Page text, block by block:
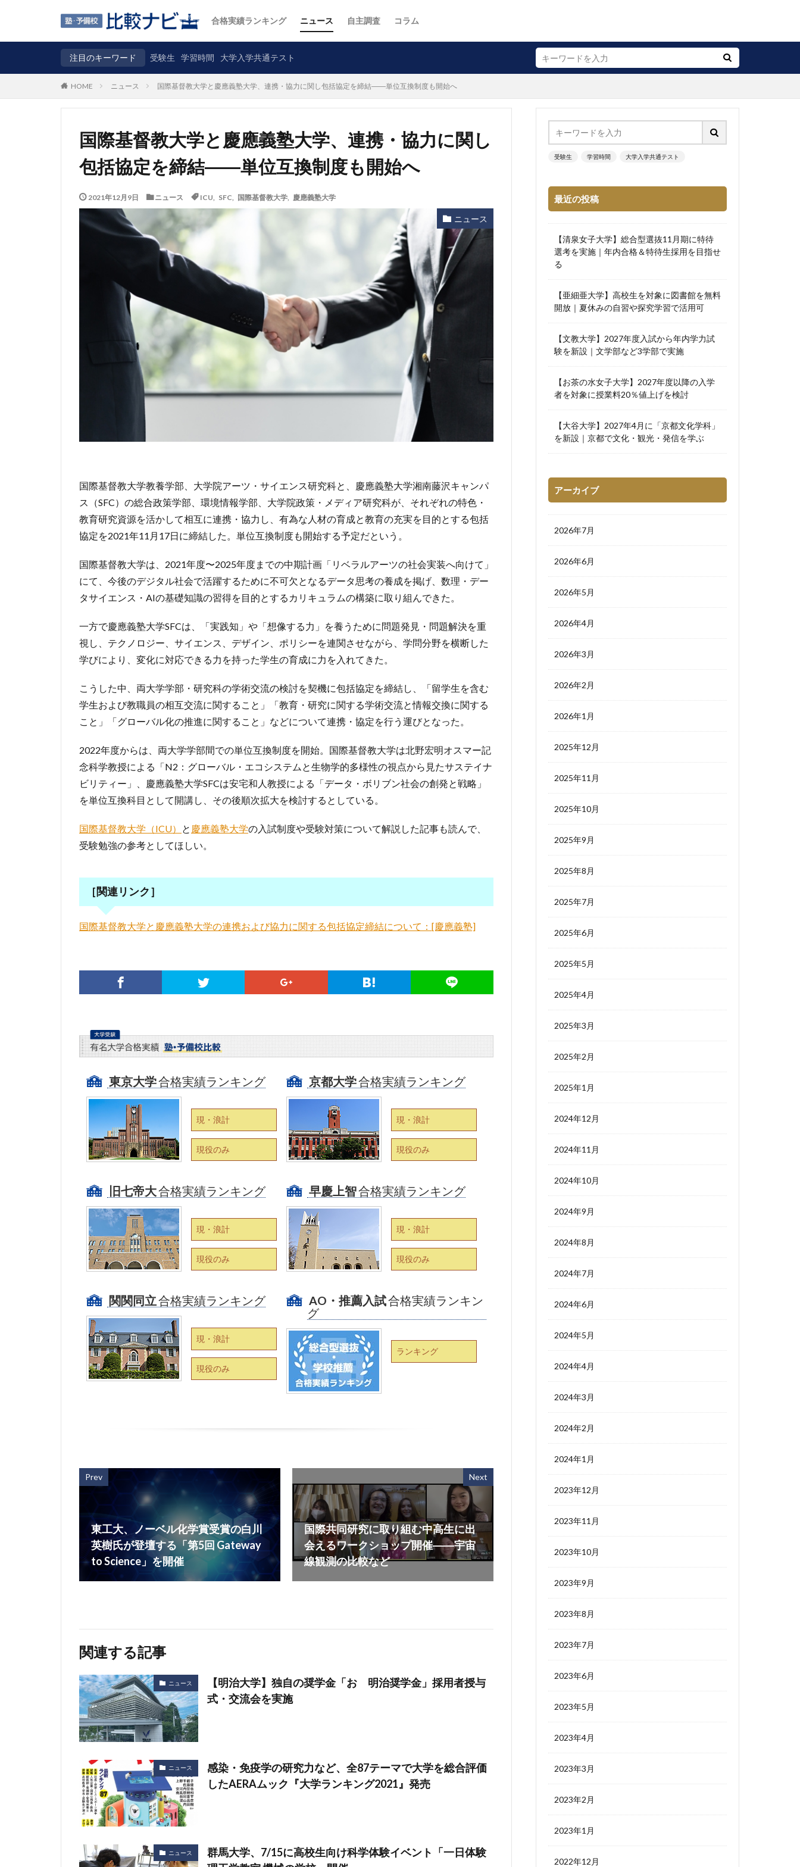
合格実績ランキング ニュース 自主調査 コラム
注目のキーワード 受験生 学習時間 大学入学共通テスト
HOME ニュース 国際基督教大学と慶應義塾大学、連携・協力に関し包括協定を締結――単位互換制度も開始へ
国際基督教大学と慶應義塾大学、連携・協力に関し
包括協定を締結――単位互換制度も開始へ
2021年12月9日 ニュース ICU SFC 国際基督教大学, 慶應義塾大学
ニュース
国際基督教大学教養学部、大学院アーツ・サイエンス研究科と、慶應義塾大学湘南藤沢キャンパ
ス（SFC）の総合政策学部、環境情報学部、大学院政策・メディア研究科が、それぞれの特色・
教育研究資源を活かして相互に連携・協力し、有為な人材の育成と教育の充実を目的とする包括
協定を2021年11月17日に締結した。単位互換制度も開始する予定だという。
国際基督教大学は、2021年度〜2025年度までの中期計画「リベラルアーツの社会実装へ向けて」
にて、今後のデジタル社会で活躍するために不可欠となるデータ思考の養成を掲げ、数理・デー
タサイエンス・AIの基礎知識の習得を目的とするカリキュラムの構築に取り組んできた。
一方で慶應義塾大学SFCは、「実践知」や「想像する力」を養うために問題発見・問題解決を重
視し、テクノロジー、サイエンス、デザイン、ポリシーを連関させながら、学問分野を横断した
学びにより、変化に対応できる力を持った学生の育成に力を入れてきた。
こうした中、両大学学部・研究科の学術交流の検討を契機に包括協定を締結し、「留学生を含む
学生および教職員の相互交流に関すること」「教育・研究に関する学術交流と情報交換に関する
こと」「グローバル化の推進に関すること」などについて連携・協定を行う運びとなった。
2022年度からは、両大学学部間での単位互換制度を開始。国際基督教大学は北野宏明オスマー記
念科学教授による「N2：グローバル・エコシステムと生物学的多様性の視点から見たサステイナ
ビリティー」、慶應義塾大学SFCは安宅和人教授による「データ・ボリブン社会の創発と戦略」
を単位互換科目として開講し、その後順次拡大を検討するとしている。
国際基督教大学（ICU） と 慶應義塾大学の入試制度や受験対策について解説した記事も読んで、
受験勉強の参考としてほしい。
［関連リンク］
国際基督教大学と慶應義塾大学の連携および協力に関する包括協定締結について：[慶應義塾]
東京大学合格実績ランキング
現・浪計
現役のみ
京都大学合格実績ランキング
現・浪計
現役のみ
旧七帝大合格実績ランキング
現・浪計
現役のみ
早慶上智合格実績ランキング
現・浪計
現役のみ
関関同立合格実績ランキング
現・浪計
現役のみ
AO・推薦入試合格実績ランキン
グ
ランキング
Prev
東工大、ノーベル化学賞受賞の白川
英樹氏が登壇する「第5回 Gateway
to Science」を開催
Next
国際共同研究に取り組む中高生に出
会えるワークショップ開催――宇宙
線観測の比較など
関連する記事
ニュース
【明治大学】独自の奨学金「おゝ明治奨学金」採用者授与
式・交流会を実施
ニュース
感染・免疫学の研究力など、全87テーマで大学を総合評価
したAERAムック『大学ランキング2021』発売
ニュース
群馬大学、7/15に高校生向け科学体験イベント「一日体験
受験生 学習時間 大学入学共通テスト
最近の投稿
【清泉女子大学】総合型選抜11月期に特待
選考を実施｜年内合格＆特待生採用を目指せ
る
【亜細亜大学】高校生を対象に図書館を無料
開放｜夏休みの自習や探究学習で活用可
【文教大学】2027年度入試から年内学力試
験を新設｜文学部など3学部で実施
【お茶の水女子大学】2027年度以降の入学
者を対象に授業料20％値上げを検討
【大谷大学】2027年4月に「京都文化学科」
を新設｜京都で文化・観光・発信を学ぶ
アーカイブ
2026年7月
2026年6月
2026年5月
2026年4月
2026年3月
2026年2月
2026年1月
2025年12月
2025年11月
2025年10月
2025年9月
2025年8月
2025年7月
2025年6月
2025年5月
2025年4月
2025年3月
2025年2月
2025年1月
2024年12月
2024年11月
2024年10月
2024年9月
2024年8月
2024年7月
2024年6月
2024年5月
2024年4月
2024年3月
2024年2月
2024年1月
2023年12月
2023年11月
2023年10月
2023年9月
2023年8月
2023年7月
2023年6月
2023年5月
2023年4月
2023年3月
2023年2月
2023年1月
2022年12月